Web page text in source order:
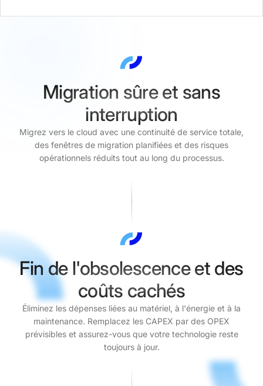
Migration sûre et sans
interruption
Migrez vers le cloud avec une continuité de service totale,
des fenêtres de migration planifiées et des risques
opérationnels réduits tout au long du processus.
Fin de l'obsolescence et des
coûts cachés
Éliminez les dépenses liées au matériel, à l'énergie et à la
maintenance. Remplacez les CAPEX par des OPEX
prévisibles et assurez-vous que votre technologie reste
toujours à jour.